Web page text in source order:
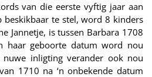
van die eerste vyftig jaar aan
beskikbaar te stel, word 8 kinders
Jannetje, is tussen Barbara 1708
haar geboorte datum word nou
nuwe inligting verander ook nou
1710 na ‘n onbekende datum